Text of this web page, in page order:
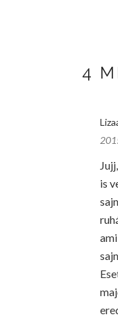
4
is